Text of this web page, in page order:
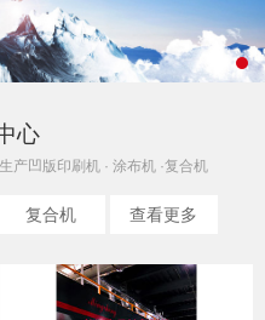
心
产凹版印刷机 · 涂布机 ·复合机
复合机 查看更多